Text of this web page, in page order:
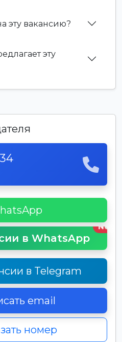
эту вакансию?
эту
в WhatsApp
New
в Telegram
email
номер